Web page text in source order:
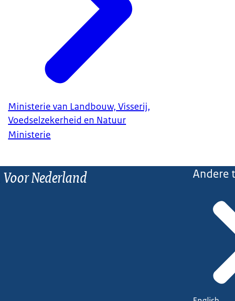
Ministerie van Landbouw, Visserij,
Voedselzekerheid en Natuur
Ministerie
Nederland Andere